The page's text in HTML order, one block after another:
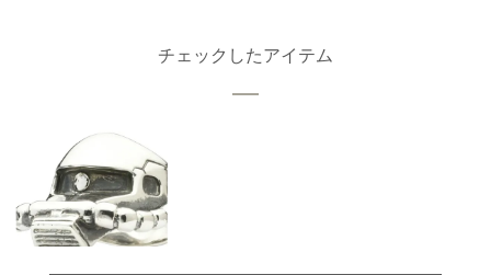
チェックしたアイテム